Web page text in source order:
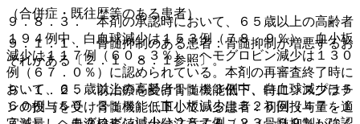
９．８．３． 本剤の承認時において、６５歳以上の高齢者
１９４例中、白血球減少は１５３例（７８．９％）、血小板
減少は１１７例（６０．３％）、ヘモグロビン減少は１３０
例（６７．０％）に認められている。本剤の再審査終了時に
おいて、６５歳以上の高齢者１１１３例中、白血球減少は５
６０例（５０．３１％）、血小板減少は５２５例（４７．１
（合併症・既往歴等のある患者）
９．１．１． 骨髄抑制のある患者：骨髄抑制が増悪するお
それがある〔２．１、８．１参照〕。
９．１．２． 前治療を受け骨髄機能低下、特にシスプラチ
ンの投与を受け骨髄機能低下している患者：初回投与量を適